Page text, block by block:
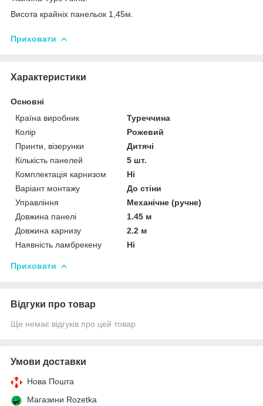
Висота крайніх панельок 1,45м.
Приховати
Характеристики
Основні
Країна виробник
Туреччина
Колір
Рожевий
Принти, візерунки
Дитячі
Кількість панелей
5 шт.
Комплектація карнизом
Ні
Варіант монтажу
До стіни
Управління
Механічне (ручне)
Довжина панелі
1.45 м
Довжина карнизу
2.2 м
Наявність ламбрекену
Ні
Приховати
Відгуки про товар
Ще немає відгуків про цей товар
Умови доставки
Нова Пошта
Магазини Rozetka